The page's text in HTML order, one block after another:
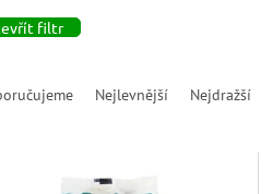
filtr
Nejlevnější Nejdražší